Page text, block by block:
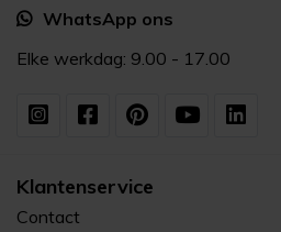
WhatsApp ons
Elke werkdag: 9.00 - 17.00
Klantenservice
Contact